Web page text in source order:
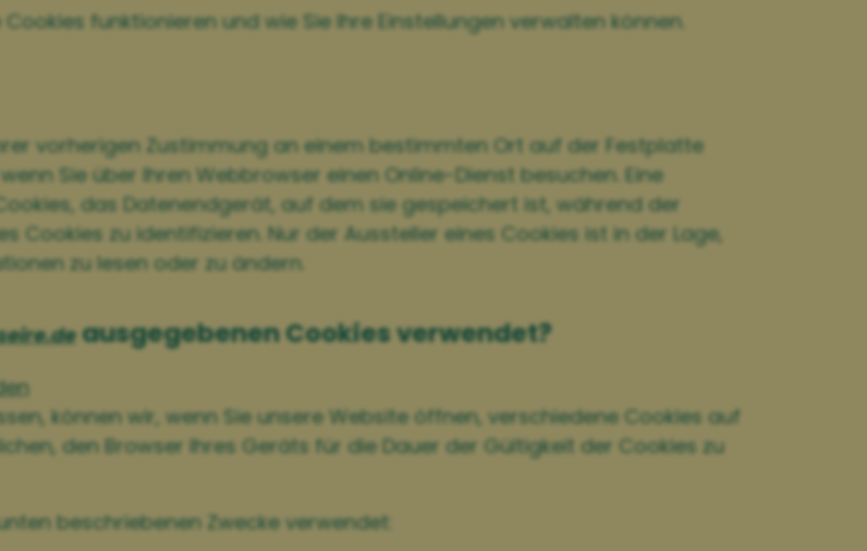
funktionieren und wie Sie Ihre Einstellungen verwalten können.
vorherigen Zustimmung an einem bestimmten Ort auf der Festplatte
Sie über Ihren Webbrowser einen Online-Dienst besuchen. Eine
das Datenendgerät, auf dem sie gespeichert ist, während der
zu identifizieren. Nur der Aussteller eines Cookies ist in der Lage,
zu lesen oder zu ändern.
ausgegebenen Cookies verwendet?
können wir, wenn Sie unsere Website öffnen, verschiedene Cookies auf
den Browser Ihres Geräts für die Dauer der Gültigkeit der Cookies zu
beschriebenen Zwecke verwendet: